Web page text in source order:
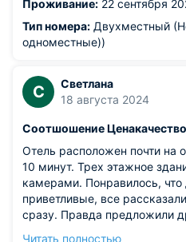
Проживание: 22 сентября
Тип номера: Двухместный
одноместные))
С
Светлана
18 августа 2024
Соотшошение
Отель расположен почти на
10 минут. Трех этажное
камерами. Понравилось,
приветливые, все
сразу. Правда предложили
Читать полностью